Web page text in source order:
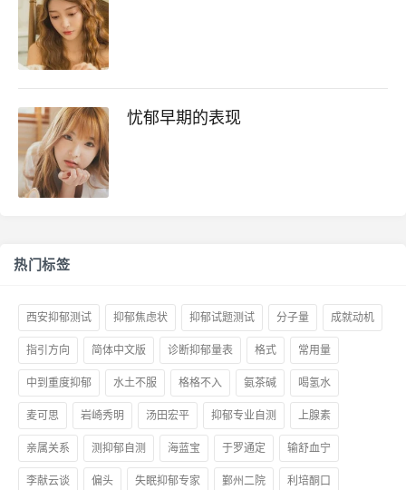
忧郁早期的表现
热门标签
西安抑郁测试 抑郁焦虑状 抑郁试题测试 分子量 成就动机
指引方向 简体中文版 诊断抑郁量表 格式 常用量
中到重度抑郁 水土不服 格格不入 氨茶碱 喝氢水
麦可思 岩崎秀明 汤田宏平 抑郁专业自测 上腺素
亲属关系 测抑郁自测 海蓝宝 于罗通定 输舒血宁
李献云谈 偏头 失眠抑郁专家 鄞州二院 利培酮口